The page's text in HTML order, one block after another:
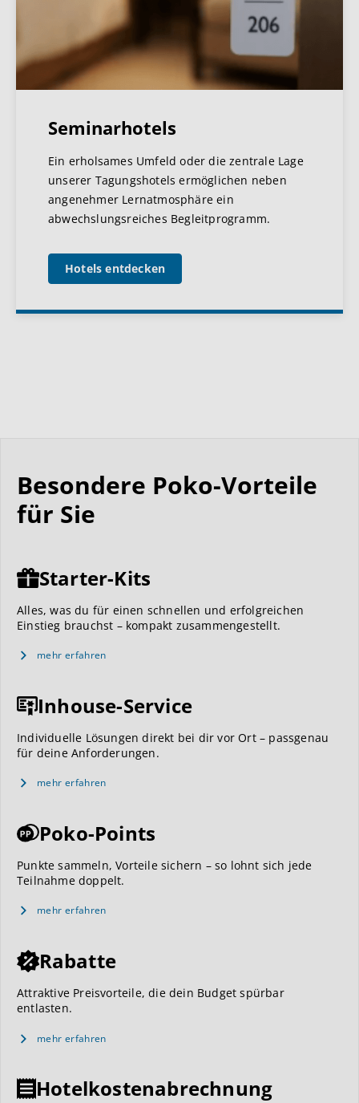
Seminarhotels
Ein erholsames Umfeld oder die zentrale Lage
unserer Tagungshotels ermöglichen neben
angenehmer Lernatmosphäre ein
abwechslungsreiches Begleitprogramm.
Hotels entdecken
Besondere Poko-Vorteile
für Sie
Starter-Kits
Alles, was du für einen schnellen und erfolgreichen
Einstieg brauchst – kompakt zusammengestellt.
mehr erfahren
Inhouse-Service
Individuelle Lösungen direkt bei dir vor Ort – passgenau
für deine Anforderungen.
mehr erfahren
Poko-Points
Punkte sammeln, Vorteile sichern – so lohnt sich jede
Teilnahme doppelt.
mehr erfahren
Rabatte
Attraktive Preisvorteile, die dein Budget spürbar
entlasten.
mehr erfahren
Hotelkostenabrechnung